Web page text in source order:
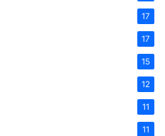
17
17
15
12
11
11